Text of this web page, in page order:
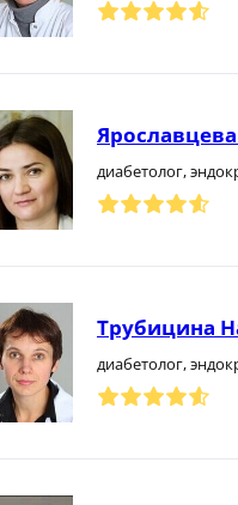
диабетолог,
Трубицина
диабетолог,